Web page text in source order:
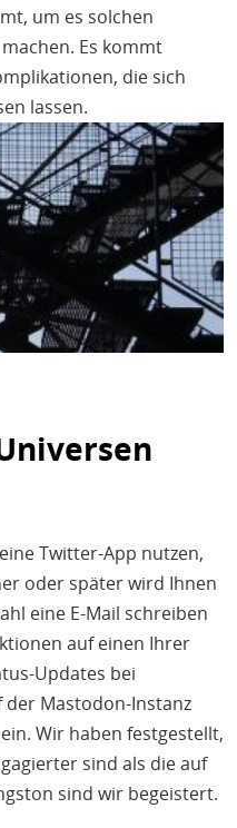
um es solchen
Es kommt
die sich
lassen.
Twitter-App nutzen,
oder später wird Ihnen
eine E-Mail schreiben
auf einen Ihrer
Updates bei
der Mastodon-Instanz
Wir haben festgestellt,
sind als die auf
sind wir begeistert.